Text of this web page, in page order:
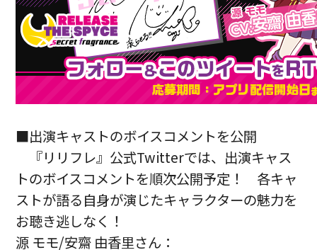
■出演キャストのボイスコメントを公開
『リリフレ』公式Twitterでは、出演キャス
トのボイスコメントを順次公開予定！ 各キャ
ストが語る自身が演じたキャラクターの魅力を
お聴き逃しなく！
源 モモ/安齋 由香里さん：